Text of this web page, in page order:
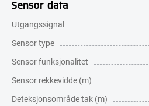
Sensor data
Utgangssignal
Sensor type
Sensor funksjonalitet
Sensor rekkevidde (m)
Deteksjonsområde tak (m)